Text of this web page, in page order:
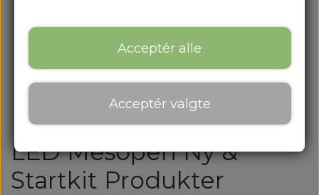
LED Mesopen Ny &
Startkit Produkter
Acceptér alle
Acceptér valgte